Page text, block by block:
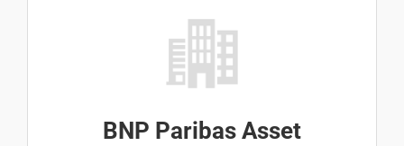
BNP Paribas Asset